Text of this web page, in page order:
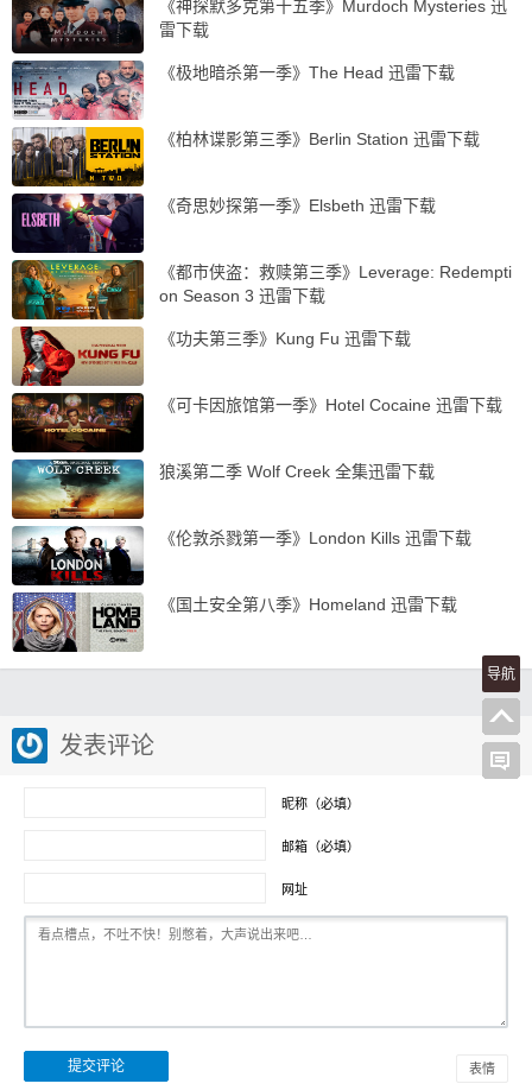
《神探默多克第十五季》Murdoch Mysteries 迅
雷下载
《极地暗杀第一季》The Head 迅雷下载
《柏林谍影第三季》Berlin Station 迅雷下载
《奇思妙探第一季》Elsbeth 迅雷下载
《都市侠盗：救赎第三季》Leverage: Redempti
on Season 3 迅雷下载
《功夫第三季》Kung Fu 迅雷下载
《可卡因旅馆第一季》Hotel Cocaine 迅雷下载
狼溪第二季 Wolf Creek 全集迅雷下载
《伦敦杀戮第一季》London Kills 迅雷下载
《国土安全第八季》Homeland 迅雷下载
发表评论
昵称（必填）
邮箱（必填）
网址
表情
导航